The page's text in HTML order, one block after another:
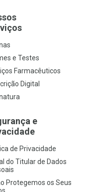
e Testes
Farmacêuticos
Digital
e
de Privacidade
do Titular de Dados
Protegemos os Seus